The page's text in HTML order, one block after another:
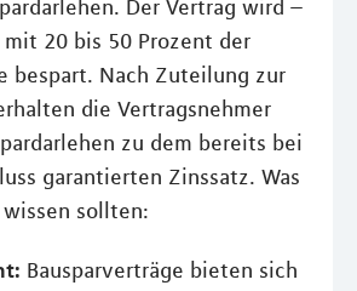
Der Vertrag wird –
mit 20 bis 50 Prozent der
bespart. Nach Zuteilung zur
die Vertragsnehmer
zu dem bereits bei
garantierten Zinssatz. Was
sollten:
Bausparverträge bieten sich